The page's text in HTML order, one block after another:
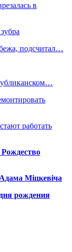
в
подсчитал…
работать
Міцкевіча
рождения